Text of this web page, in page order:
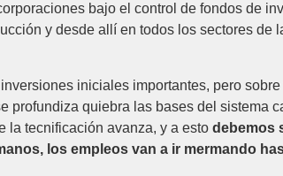
bajo el control de fondos de
y desde allí en todos los sectores de
iniciales importantes, pero
profundiza quiebra las bases del sistema
la tecnificación avanza, y a esto debemos
los empleos van a ir mermando